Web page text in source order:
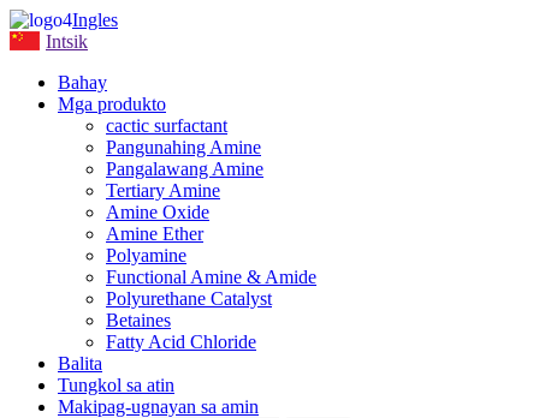
Ingles
Intsik
Bahay
Mga produkto
cactic surfactant
Pangunahing Amine
Pangalawang Amine
Tertiary Amine
Amine Oxide
Amine Ether
Polyamine
Functional Amine & Amide
Polyurethane Catalyst
Betaines
Fatty Acid Chloride
Balita
Tungkol sa atin
Makipag-ugnayan sa amin